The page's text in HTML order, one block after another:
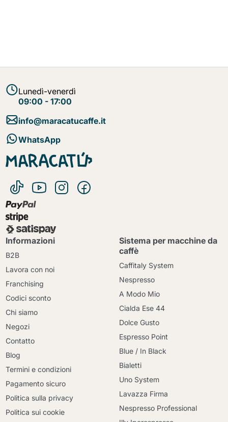
Lunedì-venerdì
09:00 - 17:00
info@maracatucaffe.it
WhatsApp
Informazioni
B2B
Lavora con noi
Franchising
Codici sconto
Chi siamo
Negozi
Contatto
Blog
Termini e condizioni
Pagamento sicuro
Politica sulla privacy
Politica sui cookie
Sistema per macchine da
caffè
Caffitaly System
Nespresso
A Modo Mio
Cialda Ese 44
Dolce Gusto
Espresso Point
Blue / In Black
Bialetti
Uno System
Lavazza Firma
Nespresso Professional